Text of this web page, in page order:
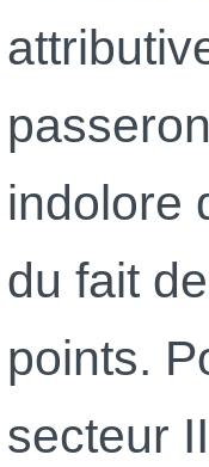
indolore
du fait
points.
secteur